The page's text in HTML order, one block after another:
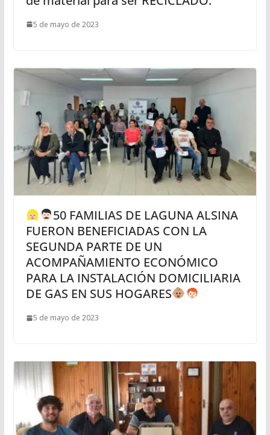
5 de mayo de 2023
50 FAMILIAS DE LAGUNA ALSINA
FUERON BENEFICIADAS CON LA
SEGUNDA PARTE DE UN
ACOMPAÑAMIENTO ECONÓMICO
PARA LA INSTALACIÓN DOMICILIARIA
DE GAS EN SUS HOGARES
5 de mayo de 2023